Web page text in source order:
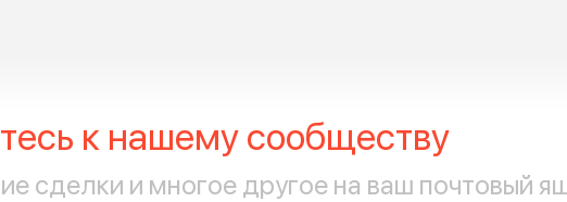
к нашему сообществу
сделки и многое другое на ваш почтовый